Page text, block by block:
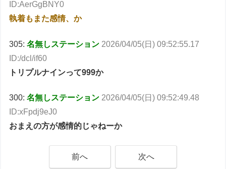
ID:AerGgBNY0
執着もまた感情、か
305:名無しステーション 2026/04/05(日) 09:52:55.17
ID:/dcl/if60
トリプルナインって999か
300:名無しステーション 2026/04/05(日) 09:52:49.48
ID:xFpdj9eJ0
おまえの方が感情的じゃねーか
前へ 次へ